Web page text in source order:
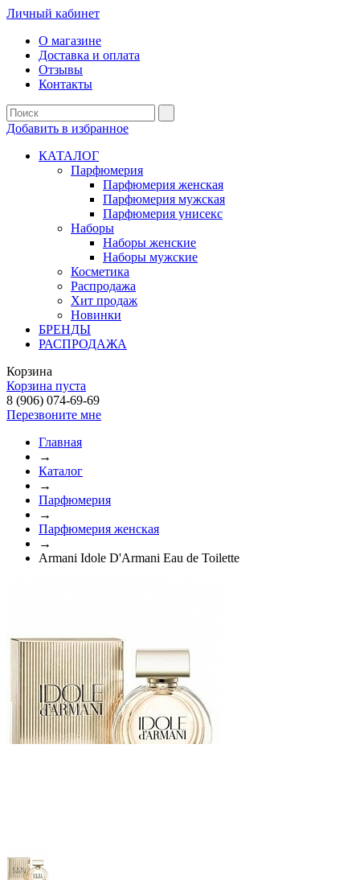
Личный кабинет
О магазине
Доставка и оплата
Отзывы
Контакты
Добавить в избранное
КАТАЛОГ
Парфюмерия
Парфюмерия женская
Парфюмерия мужская
Парфюмерия унисекс
Наборы
Наборы женские
Наборы мужские
Косметика
Распродажа
Хит продаж
Новинки
БРЕНДЫ
РАСПРОДАЖА
Корзина
Корзина пуста
8 (906) 074-69-69
Перезвоните мне
Главная
→
Каталог
→
Парфюмерия
→
Парфюмерия женская
→
Armani Idole D'Armani Eau de Toilette